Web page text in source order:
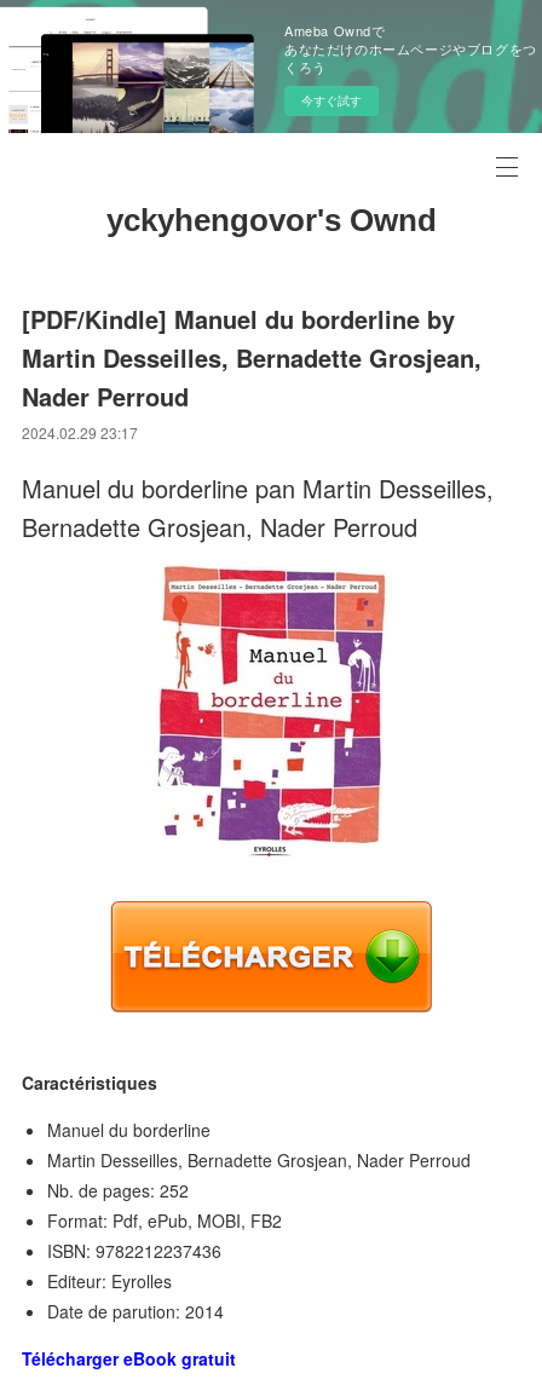
Ameba Owndで
あなただけのホームページやブログをつ
くろう
今すぐ試す
yckyhengovor's Ownd
[PDF/Kindle] Manuel du borderline by
Martin Desseilles, Bernadette Grosjean,
Nader Perroud
2024.02.29 23:17
Manuel du borderline pan Martin Desseilles,
Bernadette Grosjean, Nader Perroud
Caractéristiques
Manuel du borderline
Martin Desseilles, Bernadette Grosjean, Nader Perroud
Nb. de pages: 252
Format: Pdf, ePub, MOBI, FB2
ISBN: 9782212237436
Editeur: Eyrolles
Date de parution: 2014
Télécharger eBook gratuit